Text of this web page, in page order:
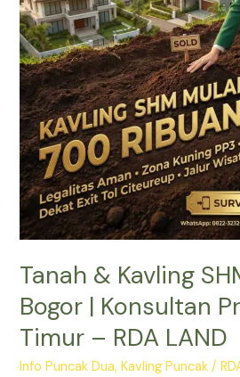
Tanah & Kavling
Bogor | Konsultan
Timur – RDA LAND
Info Puncak Dua,Kavling Puncak /
Bogor
|
Konsultan
Properti
Bogor
Timur
–
RDA
LAND